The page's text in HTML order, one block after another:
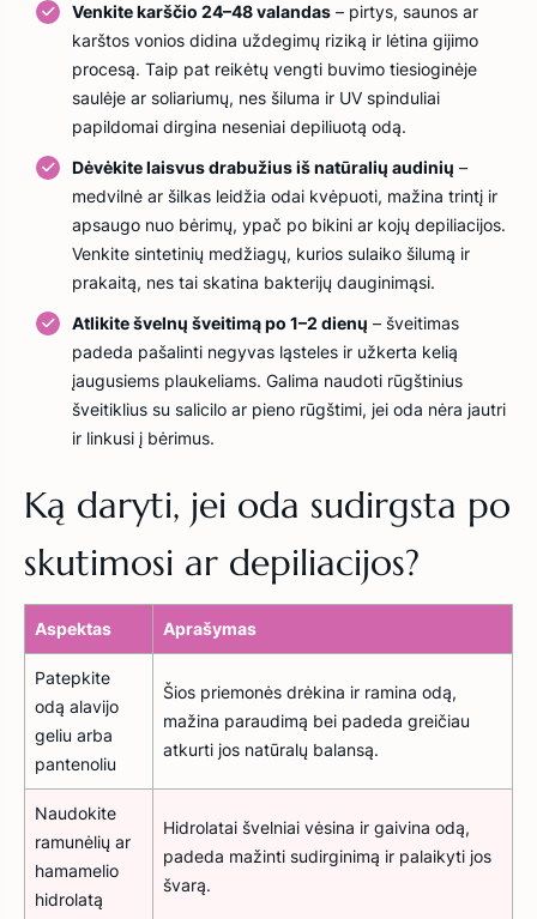
Venkite karščio 24–48 valandas – pirtys, saunos ar
karštos vonios didina uždegimų riziką ir lėtina gijimo
procesą. Taip pat reikėtų vengti buvimo tiesioginėje
saulėje ar soliariumų, nes šiluma ir UV spinduliai
papildomai dirgina neseniai depiliuotą odą.
Dėvėkite laisvus drabužius iš natūralių audinių –
medvilnė ar šilkas leidžia odai kvėpuoti, mažina trintį ir
apsaugo nuo bėrimų, ypač po bikini ar kojų depiliacijos.
Venkite sintetinių medžiagų, kurios sulaiko šilumą ir
prakaitą, nes tai skatina bakterijų dauginimąsi.
Atlikite švelnų šveitimą po 1–2 dienų – šveitimas
padeda pašalinti negyvas ląsteles ir užkerta kelią
įaugusiems plaukeliams. Galima naudoti rūgštinius
šveitiklius su salicilo ar pieno rūgštimi, jei oda nėra jautri
ir linkusi į bėrimus.
Ką daryti, jei oda sudirgsta po
skutimosi ar depiliacijos?
Aspektas Aprašymas
Patepkite
odą alavijo
geliu arba
pantenoliu
Šios priemonės drėkina ir ramina odą,
mažina paraudimą bei padeda greičiau
atkurti jos natūralų balansą.
Naudokite
ramunėlių ar
hamamelio
hidrolatą
Hidrolatai švelniai vėsina ir gaivina odą,
padeda mažinti sudirginimą ir palaikyti jos
švarą.